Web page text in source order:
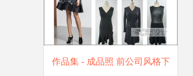
作品集 - 成品照 前公司风格下